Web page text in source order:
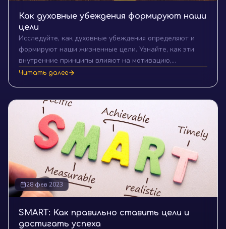
Как духовные убеждения формируют наши
цели
Исследуйте, как духовные убеждения определяют и
формируют наши жизненные цели. Узнайте, как эти
внутренние принципы влияют на мотивацию,
устойчивость и этику на пути к успеху. Прочтите нашу
Читать далее
28 фев 2023
SMART: Как правильно ставить цели и
достигать успеха